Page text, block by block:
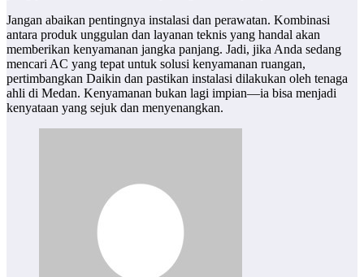
Jangan abaikan pentingnya instalasi dan perawatan. Kombinasi
antara produk unggulan dan layanan teknis yang handal akan
memberikan kenyamanan jangka panjang. Jadi, jika Anda sedang
mencari AC yang tepat untuk solusi kenyamanan ruangan,
pertimbangkan Daikin dan pastikan instalasi dilakukan oleh tenaga
ahli di Medan. Kenyamanan bukan lagi impian—ia bisa menjadi
kenyataan yang sejuk dan menyenangkan.